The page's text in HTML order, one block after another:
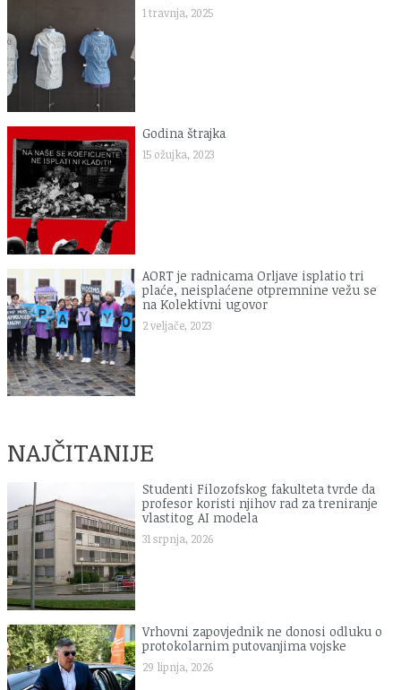
1 travnja, 2025
Godina štrajka
15 ožujka, 2023
AORT je radnicama Orljave isplatio tri
plaće, neisplaćene otpremnine vežu se
na Kolektivni ugovor
2 veljače, 2023
NAJČITANIJE
Studenti Filozofskog fakulteta tvrde da
profesor koristi njihov rad za treniranje
vlastitog AI modela
31 srpnja, 2026
Vrhovni zapovjednik ne donosi odluku o
protokolarnim putovanjima vojske
29 lipnja, 2026